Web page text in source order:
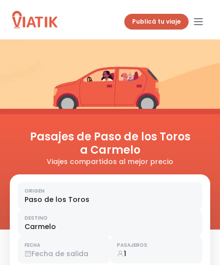
Publicá tu viaje
Pasajes de Paso de los Toros
a Carmelo
Viajes compartidos al mejor precio
ORIGEN
Paso de los Toros
DESTINO
Carmelo
FECHA
Fecha de salida
PASAJEROS
1